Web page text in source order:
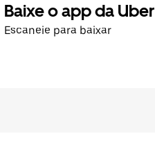
Baixe o app da Uber
Escaneie para baixar